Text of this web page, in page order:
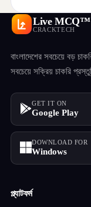
Live MCQ™
CRACKTECH
বাংলাদেশের সবচেয়ে বড়
সবচেয়ে সক্রিয় চাকরি
GET IT ON
Google Play
DOWNLOAD FOR
Windows
প্ল্যাটফর্ম